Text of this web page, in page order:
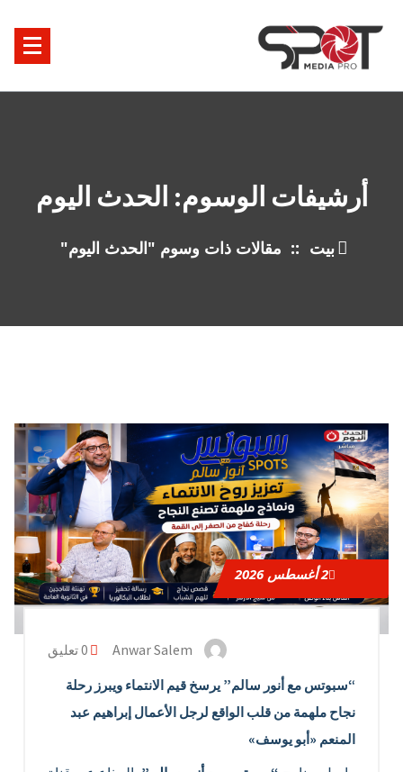
أرشيفات الوسوم: الحدث اليوم
بيت :: مقالات ذات وسوم "الحدث اليوم"
2أغسطس 2026
Anwar Salem 0 تعليق
“سبوتس مع أنور سالم” يرسخ قيم الانتماء ويبرز رحلة
نجاح ملهمة من قلب الواقع لرجل الأعمال إبراهيم عبد
المنعم «أبو يوسف»